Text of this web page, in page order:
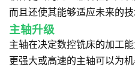
而且还使其能够适应未来的技
主轴升级
主轴在决定数控铣床的加工
更强大或高速的主轴可以为